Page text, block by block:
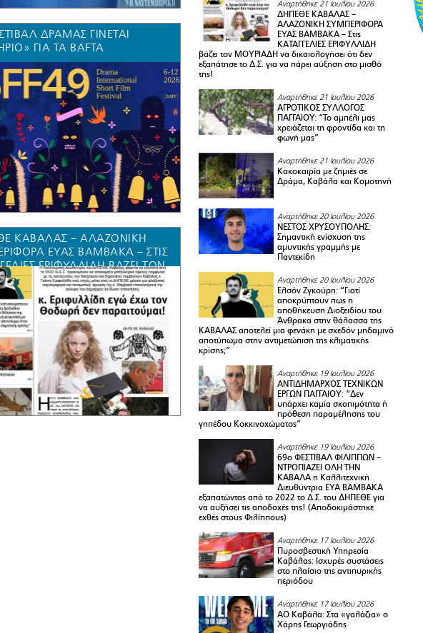
ΔΡΆΜΑΣ ΓΊΝΕΤΑΙ
ΓΙΑ ΤΑ BAFTA
ΚΑΒΑΛΑΣ – ΑΛΑΖΟΝΙΚΗ
ΕΥΑΣ ΒΑΜΒΑΚΑ – ΣΤΙΣ
ΕΡΙΦΥΛΛΙΔΗ ΒΆΖΕΙ ΤΟΝ
ΝΑ ΔΙΚΑΙΟΛΟΓΉΣΕΙ ΌΤΙ
ΤΟ Δ.Σ. ΓΙΑ ΝΑ ΠΆΡΕΙ
ΣΤΟ ΜΙΣΘΌ ΤΗΣ!
Αναρτήθηκε 21 Ιουλίου 2026
ΔΗΠΕΘΕ ΚΑΒΑΛΑΣ –
ΑΛΑΖΟΝΙΚΗ ΣΥΜΠΕΡΙΦΟΡΑ
ΕΥΑΣ ΒΑΜΒΑΚΑ – Στις
ΚΑΤΑΓΓΕΛΙΕΣ ΕΡΙΦΥΛΛΙΔΗ
βάζει τον ΜΟΥΡΙΑΔΗ να δικαιολογήσει ότι δεν
εξαπάτησε το Δ.Σ. για να πάρει αύξηση στο μισθό
της!
Αναρτήθηκε 21 Ιουλίου 2026
ΑΓΡΟΤΙΚΟΣ ΣΥΛΛΟΓΟΣ
ΠΑΓΓΑΙΟY: “Το αμπέλι μας
χρειάζεται τη φροντίδα και τη
φωνή μας”
Αναρτήθηκε 21 Ιουλίου 2026
Κακοκαιρία με ζημιές σε
Δράμα, Καβάλα και Κομοτηνή
Αναρτήθηκε 20 Ιουλίου 2026
ΝΕΣΤΟΣ ΧΡΥΣΟΥΠΟΛΗΣ:
Σημαντική ενίσχυση της
αμυντικής γραμμής με
Παντεκίδη
Αναρτήθηκε 20 Ιουλίου 2026
Ελσόν Ζγκούρη: “Γιατί
αποκρύπτουν πως η
αποθήκευση Διοξειδίου του
Άνθρακα στην θάλασσα της
ΚΑΒΑΛΑΣ αποτελεί μια φενάκη με σχεδόν μηδαμινό
αποτύπωμα στην αντιμετώπιση της κλιματικής
κρίσης;”
Αναρτήθηκε 19 Ιουλίου 2026
ΑΝΤΙΔΗΜΑΡΧΟΣ ΤΕΧΝΙΚΩΝ
ΕΡΓΩΝ ΠΑΓΓΑΙΟΥ: “Δεν
υπάρχει καμία σκοπιμότητα ή
πρόθεση παραμέλησης του
γηπέδου Κοκκινοχώματος”
Αναρτήθηκε 19 Ιουλίου 2026
69ο ΦΕΣΤΙΒΑΛ ΦΙΛΙΠΠΩΝ –
ΝΤΡΟΠΙΑΖΕΙ ΟΛΗ ΤΗΝ
ΚΑΒΑΛΑ η Καλλιτεχνική
Διευθύντρια ΕΥΑ ΒΑΜΒΑΚΑ
εξαπατώντας από το 2022 το Δ.Σ. του ΔΗΠΕΘΕ για
να αυξήσει τις αποδοχές της! (Αποδοκιμάστηκε
εχθές στους Φιλίππους)
Αναρτήθηκε 17 Ιουλίου 2026
Πυροσβεστική Υπηρεσία
Καβάλας: Ισχυρές συστάσεις
στο πλαίσιο της αντιπυρικής
περιόδου
Αναρτήθηκε 17 Ιουλίου 2026
ΑΟ Καβάλα: Στα «γαλάζια» ο
Χάρης Γεωργιάδης